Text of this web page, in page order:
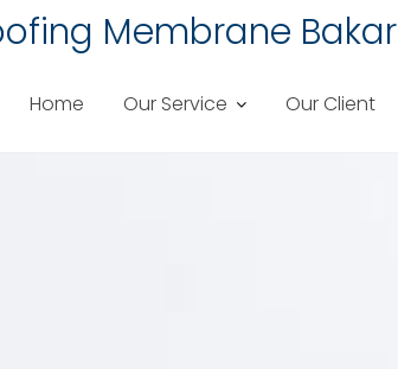
Membrane Bakar
Home Our Service Our Client